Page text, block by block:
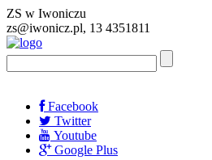
ZS w Iwoniczu
zs@iwonicz.pl, 13 4351811
Facebook
Twitter
Youtube
Google Plus